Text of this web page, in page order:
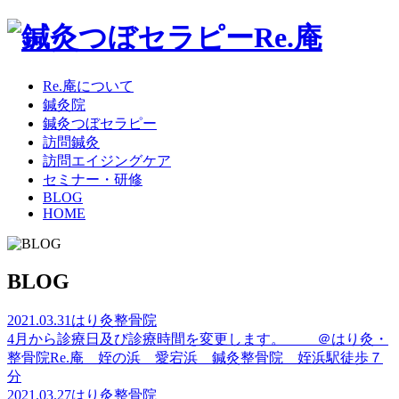
Re.庵について
鍼灸院
鍼灸つぼセラピー
訪問鍼灸
訪問エイジングケア
セミナー・研修
BLOG
HOME
BLOG
2021.03.31 はり灸整骨院
4月から診療日及び診療時間を変更します。 ＠はり灸・
整骨院Re.庵 姪の浜 愛宕浜 鍼灸整骨院 姪浜駅徒歩７
分
2021.03.27はり灸整骨院